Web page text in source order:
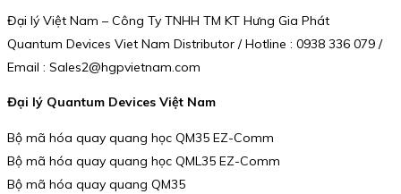
Đại lý Việt Nam – Công Ty TNHH TM KT Hưng Gia Phát
Quantum Devices Viet Nam Distributor / Hotline : 0938 336 079 /
Email : Sales2@hgpvietnam.com
Đại lý Quantum Devices Việt Nam
Bộ mã hóa quay quang học QM35 EZ-Comm
Bộ mã hóa quay quang học QML35 EZ-Comm
Bộ mã hóa quay quang QM35